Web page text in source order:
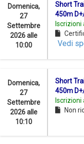
Domenica,
27
Settembre
2026 alle
10:00
Short
450m
Iscrizioni
Vedi
Domenica,
27
Settembre
2026 alle
10:10
Short
450m
Iscrizioni
Non